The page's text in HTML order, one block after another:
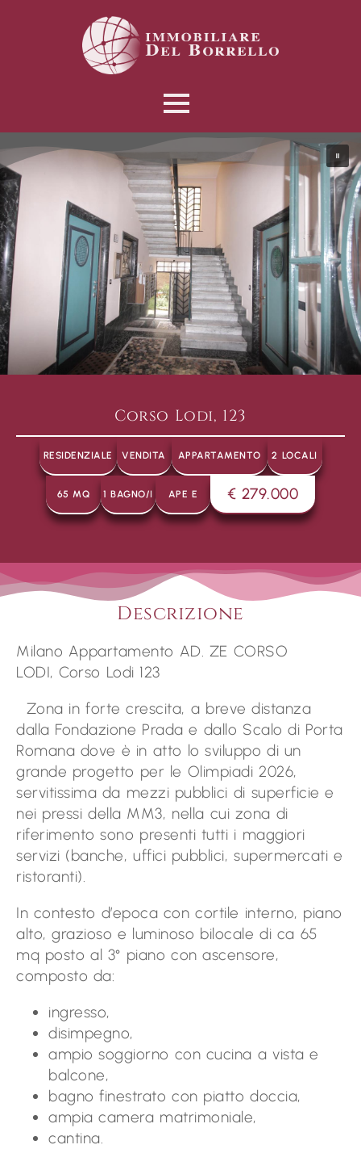
Corso Lodi, 123
RESIDENZIALE VENDITA APPARTAMENTO 2 LOCALI
65 MQ 1 BAGNO/I APE E € 279.000
Descrizione
Milano Appartamento AD. ZE CORSO
LODI, Corso Lodi 123
Zona in forte crescita, a breve distanza
dalla Fondazione Prada e dallo Scalo di Porta
Romana dove è in atto lo sviluppo di un
grande progetto per le Olimpiadi 2026,
servitissima da mezzi pubblici di superficie e
nei pressi della MM3, nella cui zona di
riferimento sono presenti tutti i maggiori
servizi (banche, uffici pubblici, supermercati e
ristoranti).
In contesto d’epoca con cortile interno, piano
alto, grazioso e luminoso bilocale di ca 65
mq posto al 3° piano con ascensore,
composto da:
ingresso,
disimpegno,
ampio soggiorno con cucina a vista e
balcone,
bagno finestrato con piatto doccia,
ampia camera matrimoniale,
cantina.